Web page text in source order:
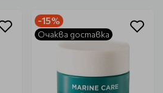
-15%
Очаква доставка